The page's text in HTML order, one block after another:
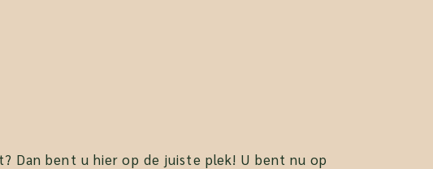
Dan bent u hier op de juiste plek! U bent nu op